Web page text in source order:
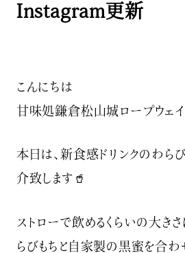
Instagram更新
こんにちは
甘味処鎌倉松山城ロープウェ
本日は、新食感ドリンクのわら
介致します🥤
ストローで飲めるくらいの大き
らびもちと自家製の黒蜜を合わ